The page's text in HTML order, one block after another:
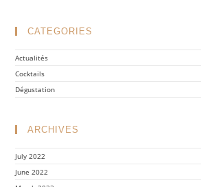
CATEGORIES
Actualités
Cocktails
Dégustation
ARCHIVES
July 2022
June 2022